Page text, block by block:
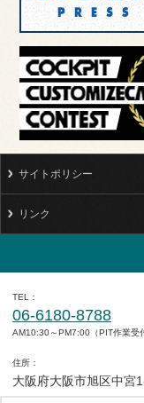
サイトポリシー
リンク
TEL
06-6180-8788
AM10:30～PM7:00（PIT作業受
住所
大阪府大阪市旭区中宮